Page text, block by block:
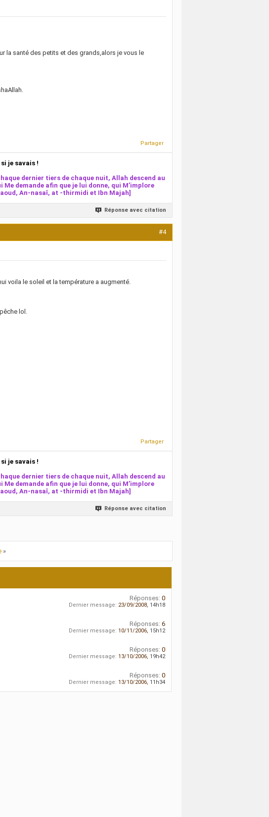
la santé des petits et des grands,alors je vous le
Partager
je savais !
dernier tiers de chaque nuit, Allah descend au
Me demande afin que je lui donne, qui M’implore
An-nasaî, at -thirmidi et Ibn Majah]
Réponse avec citation
#4
voila le soleil et la température a augmenté.
lol.
Partager
je savais !
dernier tiers de chaque nuit, Allah descend au
Me demande afin que je lui donne, qui M’implore
An-nasaî, at -thirmidi et Ibn Majah]
Réponse avec citation
»
Réponses: 0
Dernier message: 23/09/2008, 14h18
Réponses: 6
Dernier message: 10/11/2006, 15h12
Réponses: 0
Dernier message: 13/10/2006, 19h42
Réponses: 0
Dernier message: 13/10/2006, 11h34